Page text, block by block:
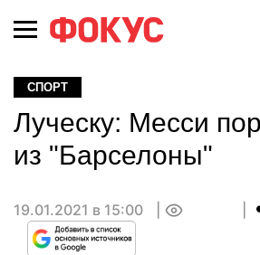
СПОРТ
Луческу: Месси
из "Барселоны"
19.01.2021 в 15:00